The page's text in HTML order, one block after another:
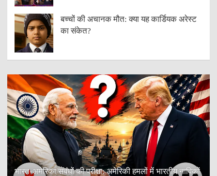
बच्चों की अचानक मौत: क्या यह कार्डियक अरेस्ट
का संकेत?
भारत-अमेरिका संबंधों की परीक्षा: अमेरिकी हमलों में भारतीय नाविकों